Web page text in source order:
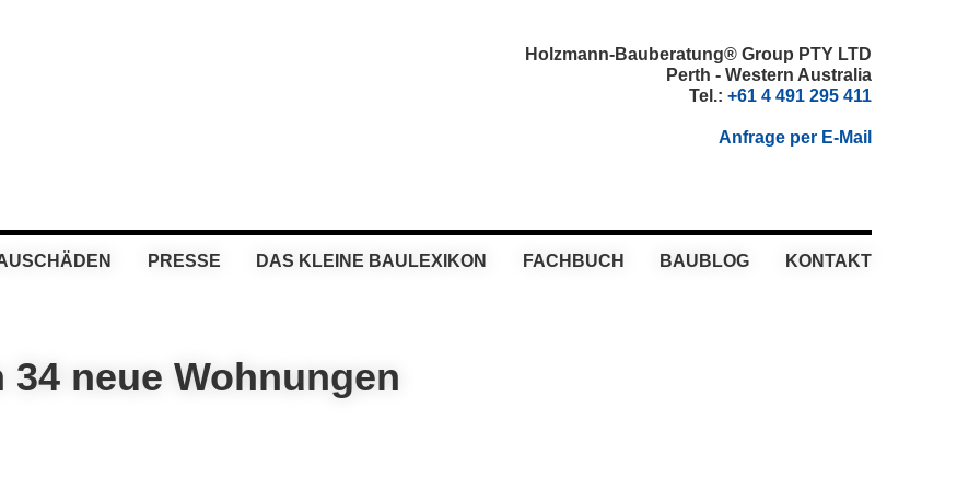
Holzmann-Bauberatung® Group PTY LTD
Perth - Western Australia
Tel.: +61 4 491 295 411
Anfrage per E-Mail
PRESSE DAS KLEINE BAULEXIKON FACHBUCH BAUBLOG KONTAKT
neue Wohnungen